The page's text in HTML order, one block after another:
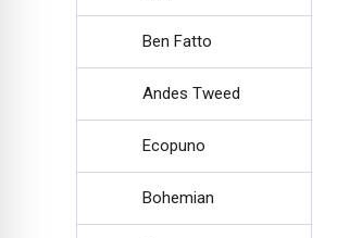
Ben Fatto
Andes Tweed
Ecopuno
Bohemian